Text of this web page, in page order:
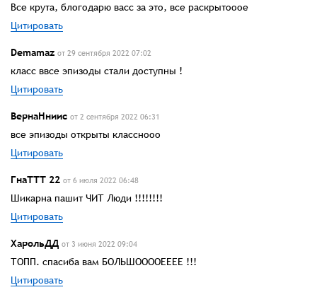
Все крута, блогодарю васс за это, все раскрытооое
Цитировать
Demamaz от 29 сентября 2022 07:02
класс ввсе эпизоды стали доступны !
Цитировать
ВернаНниис от 2 сентября 2022 06:31
все эпизоды открыты класснооо
Цитировать
ГнаТТТ 22 от 6 июля 2022 06:48
Шикарна пашит ЧИТ Люди !!!!!!!!
Цитировать
ХарольДД от 3 июня 2022 09:04
ТОПП. спасиба вам БОЛЬШООООЕЕЕЕ !!!
Цитировать